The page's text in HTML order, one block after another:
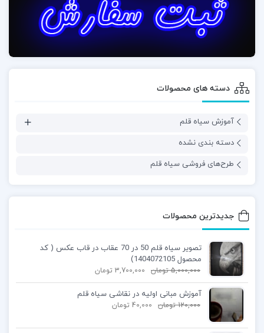
دسته های محصولات
آموزش سیاه قلم
دسته بندی نشده
طرح‌های فروشی سیاه قلم
جدیدترین محصولات
تصویر سیاه قلم 50 در 70 عقاب در قاب عکس ( کد
محصول 1404072105)
5,000,000 تومان 3,700,000 تومان
آموزش مبانی اولیه در نقاشی سیاه قلم
120,000 تومان 40,000 تومان